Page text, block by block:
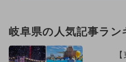
岐阜県の人気記事ラン